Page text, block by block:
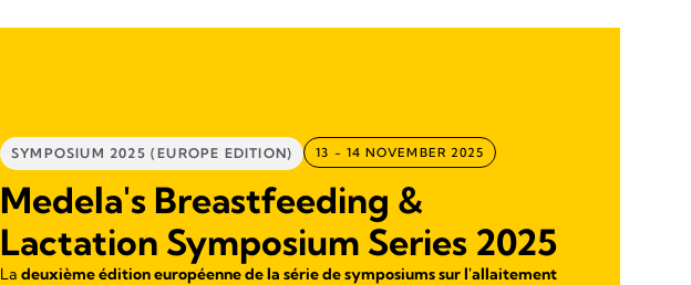
SYMPOSIUM 2025 (EUROPE EDITION) 13 - 14 NOVEMBER 2025
Medela's Breastfeeding &
Lactation Symposium Series 2025
La deuxième édition européenne de la série de symposiums sur l'allaitement